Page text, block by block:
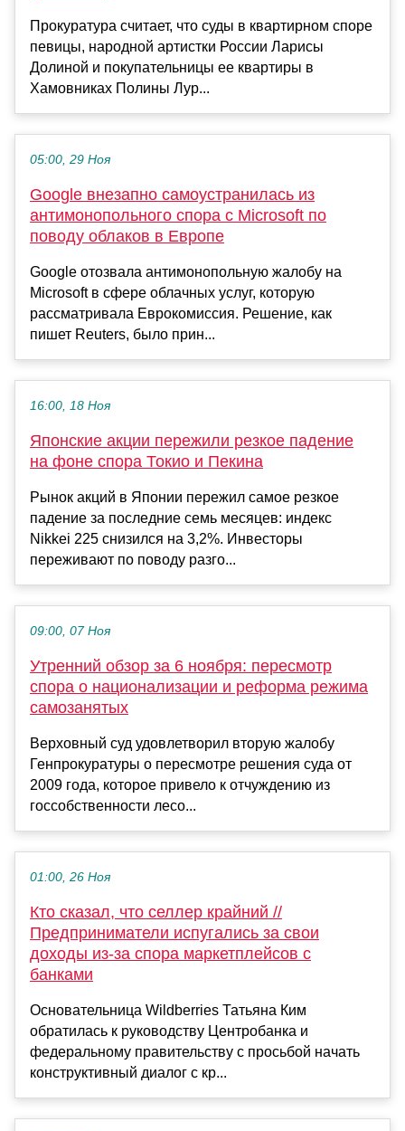
Прокуратура считает, что суды в квартирном споре
певицы, народной артистки России Ларисы
Долиной и покупательницы ее квартиры в
Хамовниках Полины Лур...
05:00, 29 Ноя
Google внезапно самоустранилась из
антимонопольного спора с Microsoft по
поводу облаков в Европе
Google отозвала антимонопольную жалобу на
Microsoft в сфере облачных услуг, которую
рассматривала Еврокомиссия. Решение, как
пишет Reuters, было прин...
16:00, 18 Ноя
Японские акции пережили резкое падение
на фоне спора Токио и Пекина
Рынок акций в Японии пережил самое резкое
падение за последние семь месяцев: индекс
Nikkei 225 снизился на 3,2%. Инвесторы
переживают по поводу разго...
09:00, 07 Ноя
Утренний обзор за 6 ноября: пересмотр
спора о национализации и реформа режима
самозанятых
Верховный суд удовлетворил вторую жалобу
Генпрокуратуры о пересмотре решения суда от
2009 года, которое привело к отчуждению из
госсобственности лесо...
01:00, 26 Ноя
Кто сказал, что селлер крайний //
Предприниматели испугались за свои
доходы из-за спора маркетплейсов с
банками
Основательница Wildberries Татьяна Ким
обратилась к руководству Центробанка и
федеральному правительству с просьбой начать
конструктивный диалог с кр...